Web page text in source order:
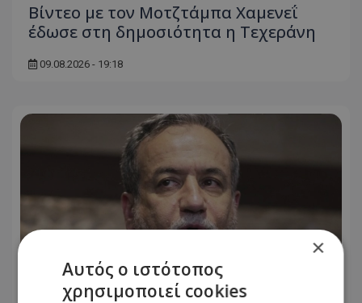
Βίντεο με τον Μοτζτάμπα Χαμενεΐ
έδωσε στη δημοσιότητα η Τεχεράνη
09.08.2026 - 19:18
×
Αυτός ο ιστότοπος
χρησιμοποιεί cookies